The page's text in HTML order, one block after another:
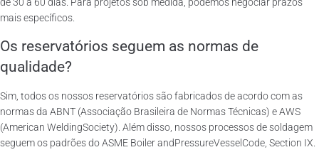
mais específicos.
Os reservatórios seguem as normas de
qualidade?
Sim, todos os nossos reservatórios são fabricados de acordo com as
normas da ABNT (Associação Brasileira de Normas Técnicas) e AWS
(American WeldingSociety). Além disso, nossos processos de soldagem
seguem os padrões do ASME Boiler andPressureVesselCode, Section IX.